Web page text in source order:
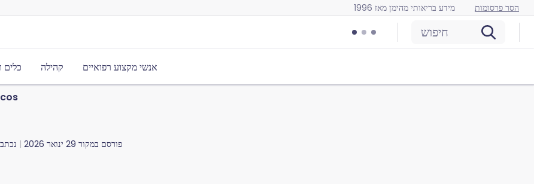
מידע בריאותי מהימן מאז 1996 הסר פרסומות
חיפוש
כלים קהילה אנשי מקצוע רפואיים
פורסם במקור 29 ינואר 2026